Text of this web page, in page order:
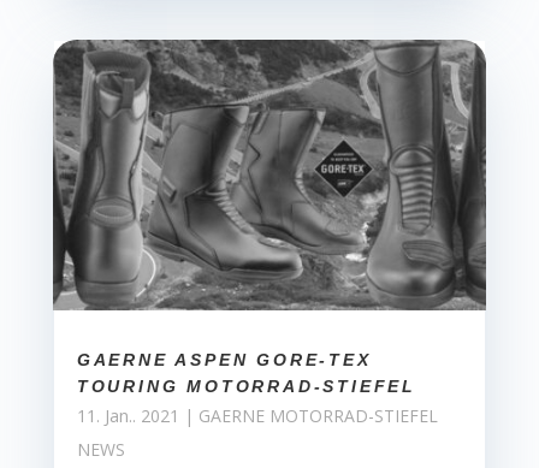
GAERNE ASPEN GORE-TEX
TOURING MOTORRAD-STIEFEL
11. Jan.. 2021 | GAERNE MOTORRAD-STIEFEL
NEWS